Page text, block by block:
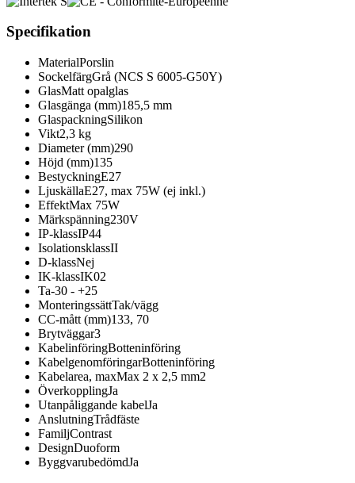
Specifikation
MaterialPorslin
SockelfärgGrå (NCS S 6005-G50Y)
GlasMatt opalglas
Glasgänga (mm)185,5 mm
GlaspackningSilikon
Vikt2,3 kg
Diameter (mm)290
Höjd (mm)135
BestyckningE27
LjuskällaE27, max 75W (ej inkl.)
EffektMax 75W
Märkspänning230V
IP-klassIP44
IsolationsklassII
D-klassNej
IK-klassIK02
Ta-30 - +25
MonteringssättTak/vägg
CC-mått (mm)133, 70
Brytväggar3
KabelinföringBotteninföring
KabelgenomföringarBotteninföring
Kabelarea, maxMax 2 x 2,5 mm2
ÖverkopplingJa
Utanpåliggande kabelJa
AnslutningTrådfäste
FamiljContrast
DesignDuoform
ByggvarubedömdJa